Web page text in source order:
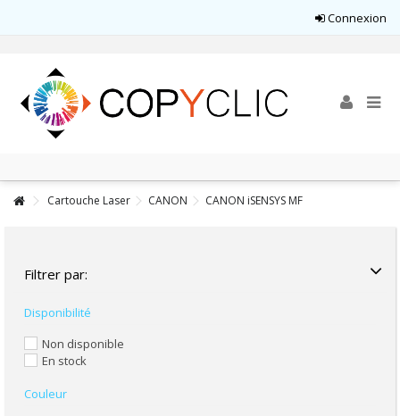
Connexion
Cartouche Laser CANON CANON iSENSYS MF
Filtrer par:
Disponibilité
Non disponible
En stock
Couleur